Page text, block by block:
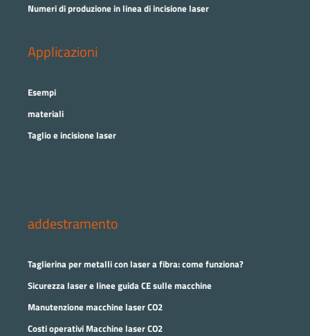
Numeri di produzione in linea di incisione laser
Applicazioni
Esempi
materiali
Taglio e incisione laser
addestramento
Taglierina per metalli con laser a fibra: come funziona?
Sicurezza laser e linee guida CE sulle macchine
Manutenzione macchine laser CO2
Costi operativi Macchine laser CO2